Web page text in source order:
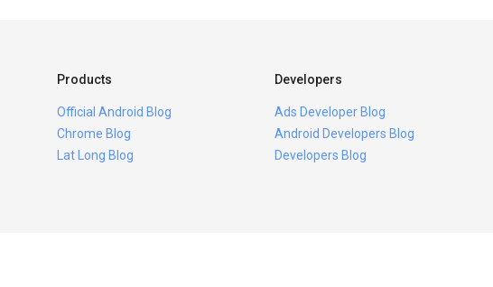
Products
Official Android Blog
Chrome Blog
Lat Long Blog
Developers
Ads Developer Blog
Android Developers Blog
Developers Blog